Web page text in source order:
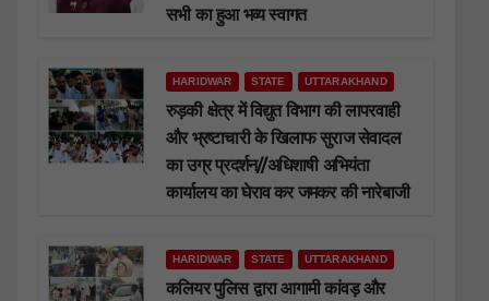
सभी का हुआ भव्य स्वागत
HARIDWAR STATE UTTARAKHAND
रुड़की क्षेत्र में विद्युत विभाग की लापरवाही
और भ्रष्टाचारी के खिलाफ सुराज सेवादल
का उग्र प्रदर्शन//अधिशाषी अभियंता
कार्यालय का घेराव कर जमकर की नारेबाजी
HARIDWAR STATE UTTARAKHAND
कलियर पुलिस द्वारा आगामी कांवड़ और